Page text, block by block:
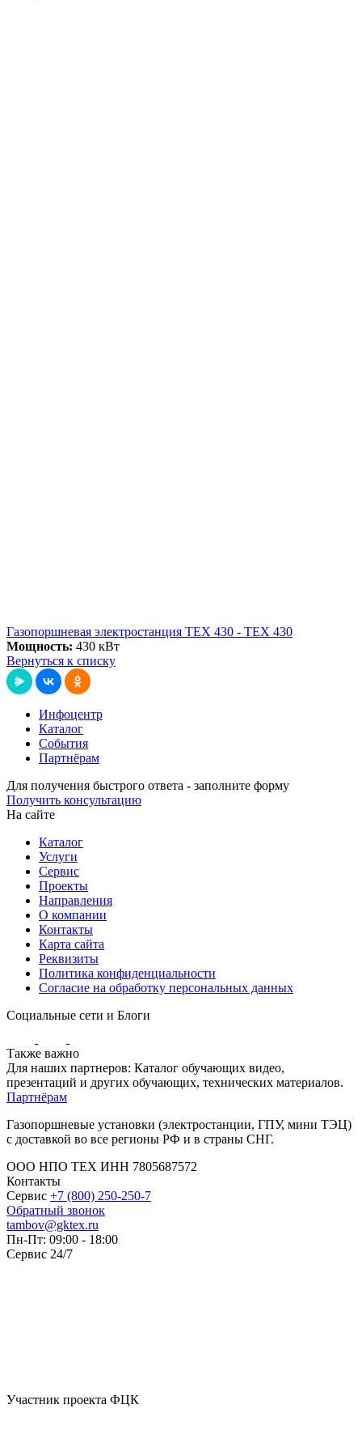
Газопоршневая электростанция ТЕХ 430 - ТЕХ 430
Мощность: 430 кВт
Вернуться к списку
Инфоцентр
Каталог
События
Партнёрам
Для получения быстрого ответа - заполните форму
Получить консультацию
На сайте
Каталог
Услуги
Сервис
Проекты
Направления
О компании
Контакты
Карта сайта
Реквизиты
Политика конфиденциальности
Согласие на обработку персональных данных
Социальные сети и Блоги
Также важно
Для наших партнеров: Каталог обучающих видео,
презентаций и других обучающих, технических материалов.
Партнёрам
Газопоршневые установки (электростанции, ГПУ, мини ТЭЦ)
с доставкой во все регионы РФ и в страны СНГ.
ООО НПО ТЕХ ИНН 7805687572
Контакты
Сервис +7 (800) 250-250-7
Обратный звонок
tambov@gktex.ru
Пн-Пт: 09:00 - 18:00
Сервис 24/7
Участник проекта ФЦК